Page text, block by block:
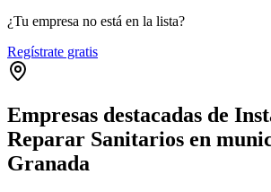
¿Tu empresa no está en la lista?
Regístrate gratis
Empresas destacadas de
Reparar Sanitarios en
Granada